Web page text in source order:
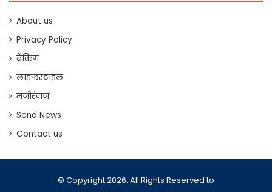
About us
Privacy Policy
ब्रेकिंग
लाइफस्टाइल
मनोरंजन
Send News
Contact us
© Copyright 2026. All Rights Reserved to